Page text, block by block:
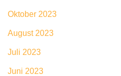
Oktober 2023
August 2023
Juli 2023
Juni 2023